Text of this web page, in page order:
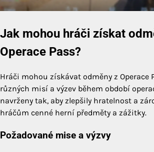
Jak mohou hráči získat
Operace Pass?
Hráči mohou získávat odměny z Operace
různých misí a výzev během období
navrženy tak, aby zlepšily hratelnost a
hráčům cenné herní předměty a zážitky.
Požadované mise a výzvy